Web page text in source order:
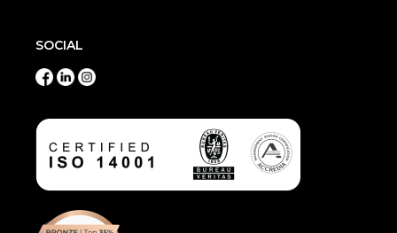
SOCIAL